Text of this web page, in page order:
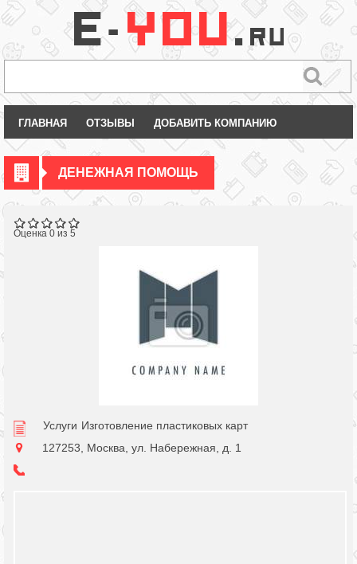
ГЛАВНАЯ ОТЗЫВЫ ДОБАВИТЬ КОМПАНИЮ
ДЕНЕЖНАЯ ПОМОЩЬ
Оценка 0 из 5
Услуги Изготовление пластиковых карт
127253, Москва, ул. Набережная, д. 1